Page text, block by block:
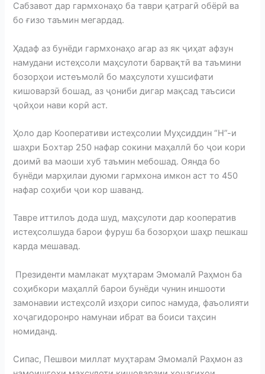
Сабзавот дар гармхонаҳо ба таври қатрагӣ обёрӣ ва
бо ғизо таъмин мегардад.
Ҳадаф аз бунёди гармхонаҳо агар аз як ҷиҳат афзун
намудани истеҳсоли маҳсулоти барвақтӣ ва таъмини
бозорҳои истеъмолӣ бо маҳсулоти хушсифати
кишоварзӣ бошад, аз ҷониби дигар мақсад таъсиси
ҷойҳои нави корӣ аст.
Ҳоло дар Кооперативи истеҳсолии Муҳсиддин “Н”-и
шаҳри Бохтар 250 нафар сокини маҳаллӣ бо ҷои кори
доимӣ ва маоши хуб таъмин мебошад. Оянда бо
бунёди марҳилаи дуюми гармхона имкон аст то 450
нафар соҳиби ҷои кор шаванд.
Тавре иттилоъ дода шуд, маҳсулоти дар кооператив
истеҳсолшуда барои фуруш ба бозорҳои шаҳр пешкаш
карда мешавад.
Президенти мамлакат муҳтарам Эмомалӣ Раҳмон ба
соҳибкори маҳаллӣ барои бунёди чунин иншооти
замонавии истеҳсолӣ изҳори сипос намуда, фаъолияти
хоҷагидоронро намунаи ибрат ва боиси таҳсин
номиданд.
Сипас, Пешвои миллат муҳтарам Эмомалӣ Раҳмон аз